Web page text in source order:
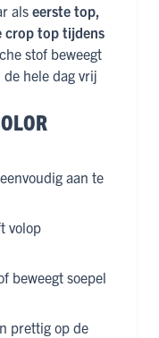
als eerste top,
crop top tijdens
stof beweegt
hele dag vrij
aan te
volop
beweegt soepel
prettig op de